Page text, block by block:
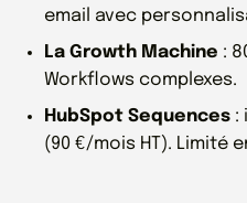
email avec
La Growth Machine :
Workflows complexes.
HubSpot Sequences :
(90 €/mois HT). Limité